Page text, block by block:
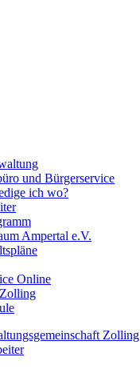
und Bürgerservice
ich wo?
Ampertal e.V.
Online
Zolling